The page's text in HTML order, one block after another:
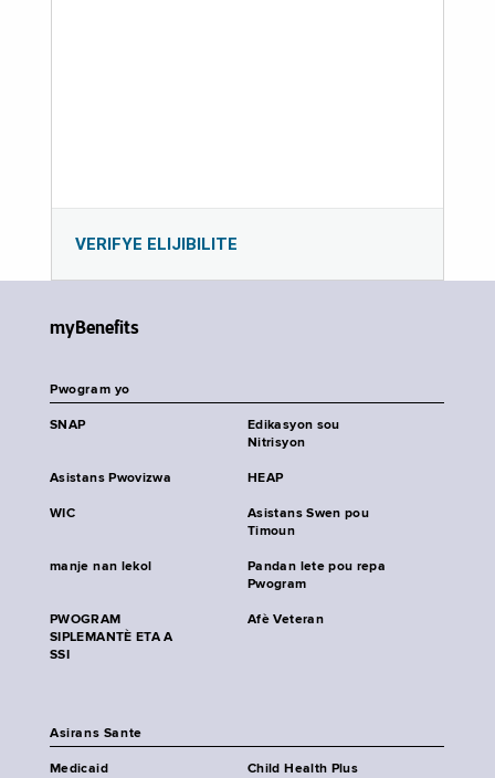
VERIFYE ELIJIBILITE
myBenefits
Pwogram yo
SNAP
Edikasyon sou
Nitrisyon
Asistans Pwovizwa HEAP
WIC
Asistans Swen pou
Timoun
manje nan lekol
Pandan lete pou repa
Pwogram
PWOGRAM
SIPLEMANTÈ ETA A
SSI
Afè Veteran
Asirans Sante
Medicaid
Child Health Plus